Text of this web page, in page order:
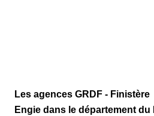
Les agences GRDF - Finistère
Engie dans le département du